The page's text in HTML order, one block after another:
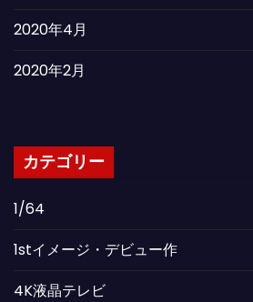
2020年4月
2020年2月
カテゴリー
1/64
1stイメージ・デビュー作
4K液晶テレビ